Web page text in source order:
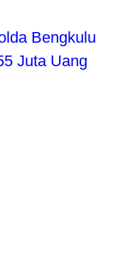
Bengkulu
Juta Uang